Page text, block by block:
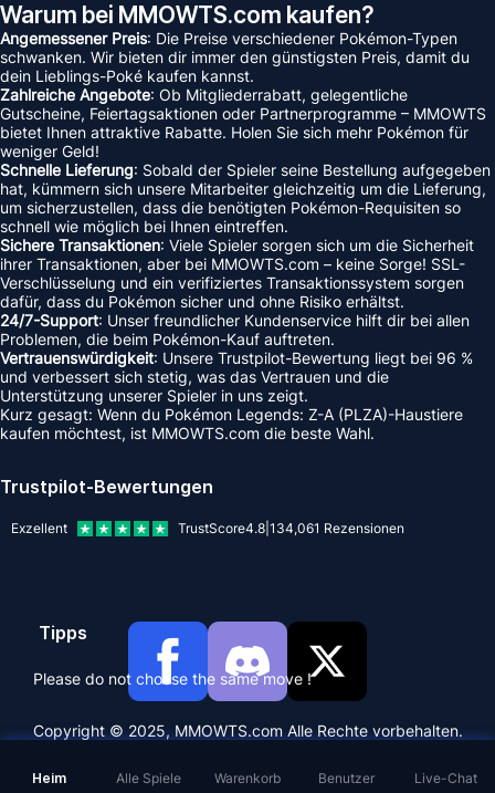
Heim Alle Spiele Warenkorb Benutzer Live-Chat
Warum bei MMOWTS.com kaufen?
Angemessener Preis: Die Preise verschiedener Pokémon-Typen
schwanken. Wir bieten dir immer den günstigsten Preis, damit du
dein Lieblings-Poké kaufen kannst.
Zahlreiche Angebote: Ob Mitgliederrabatt, gelegentliche
Gutscheine, Feiertagsaktionen oder Partnerprogramme – MMOWTS
bietet Ihnen attraktive Rabatte. Holen Sie sich mehr Pokémon für
weniger Geld!
Schnelle Lieferung: Sobald der Spieler seine Bestellung aufgegeben
hat, kümmern sich unsere Mitarbeiter gleichzeitig um die Lieferung,
um sicherzustellen, dass die benötigten Pokémon-Requisiten so
schnell wie möglich bei Ihnen eintreffen.
Sichere Transaktionen: Viele Spieler sorgen sich um die Sicherheit
ihrer Transaktionen, aber bei MMOWTS.com – keine Sorge! SSL-
Verschlüsselung und ein verifiziertes Transaktionssystem sorgen
dafür, dass du Pokémon sicher und ohne Risiko erhältst.
24/7-Support: Unser freundlicher Kundenservice hilft dir bei allen
Problemen, die beim Pokémon-Kauf auftreten.
Vertrauenswürdigkeit: Unsere Trustpilot-Bewertung liegt bei 96 %
und verbessert sich stetig, was das Vertrauen und die
Unterstützung unserer Spieler in uns zeigt.
Kurz gesagt: Wenn du Pokémon Legends: Z-A (PLZA)-Haustiere
kaufen möchtest, ist MMOWTS.com die beste Wahl.
Trustpilot-Bewertungen
Exzellent TrustScore4.8 134,061 Rezensionen
Tipps
Please do not choose the same move !
Copyright © 2025, MMOWTS.com Alle Rechte vorbehalten.